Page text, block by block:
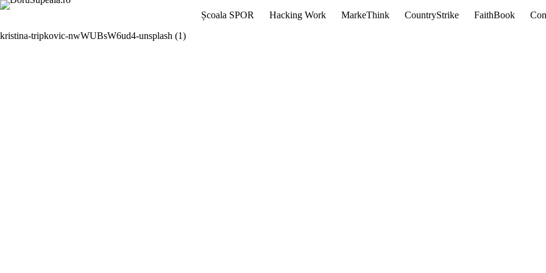
Sari
Școala SPOR Hacking Work MarkeThink CountryStrike FaithBook
kristina-tripkovic-nwWUBsW6ud4-unsplash (1)